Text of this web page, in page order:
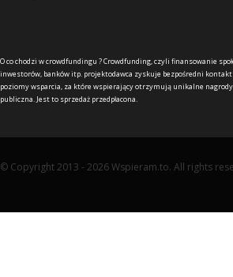
O co chodzi w crowdfundingu ?Crowdfunding, czyli finansowanie
inwestorów, banków itp. projektodawca zyskuje bezpośredni
poziomy wsparcia, za które wspierający otrzymują unikalne
publiczna. Jest to sprzedaż przedpłacona.
© Copyright 2013 - 2026 Wspieram.to. All rights